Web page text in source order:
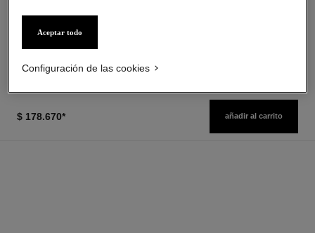
Ref. 107520
$166,058
Ver información
$ 178.670* añadir al carrito
Aceptar todo
Configuración de las cookies